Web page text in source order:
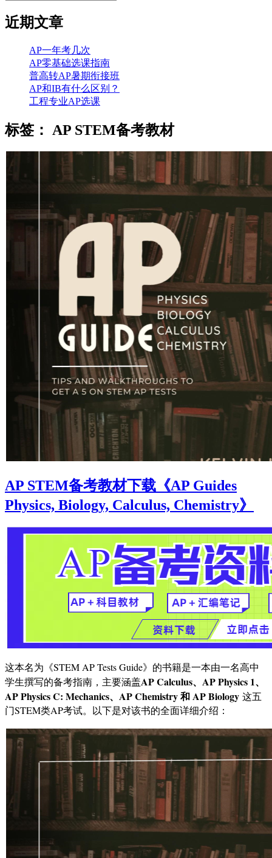
近期文章
AP一年考几次
AP零基础选课指南
普高转AP暑期衔接班
AP和IB有什么区别？
工程专业AP选课
标签： AP STEM备考教材
AP STEM备考教材下载《AP Guides
Physics, Biology, Calculus, Chemistry》
这本名为《STEM AP Tests Guide》的书籍是一本由一名高中
学生撰写的备考指南，主要涵盖AP Calculus、AP Physics 1、
AP Physics C: Mechanics、AP Chemistry 和 AP Biology 这五
门STEM类AP考试。以下是对该书的全面详细介绍：